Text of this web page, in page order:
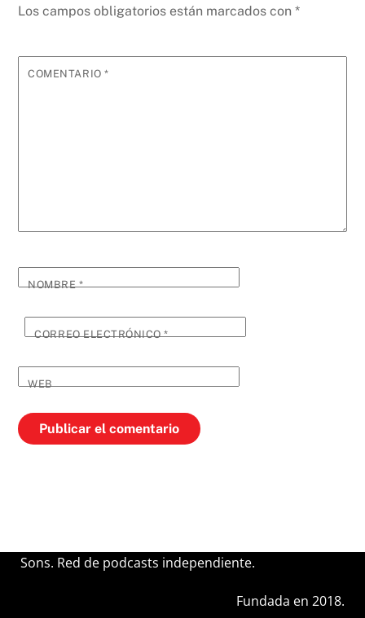
Los campos obligatorios están marcados con*
COMENTARIO*
NOMBRE*
CORREO ELECTRÓNICO*
WEB
Sons. Red de podcasts independiente.
Fundada en 2018.